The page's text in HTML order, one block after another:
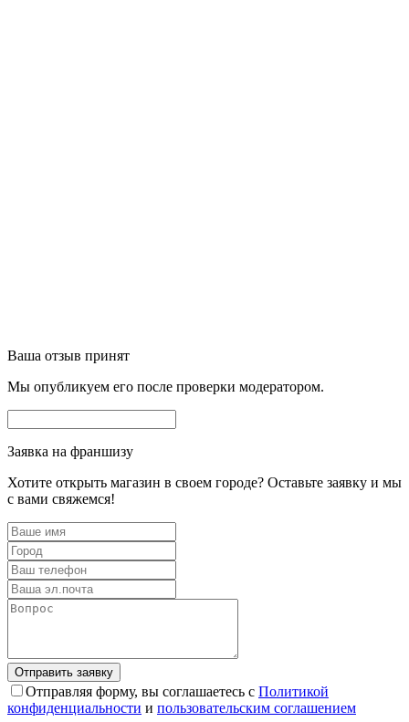
Ваша отзыв принят
Мы опубликуем его после проверки модератором.
Заявка на франшизу
Хотите открыть магазин в своем городе? Оставьте заявку и мы
с вами свяжемся!
Отправляя форму, вы соглашаетесь с Политикой
конфиденциальности и пользовательским соглашением